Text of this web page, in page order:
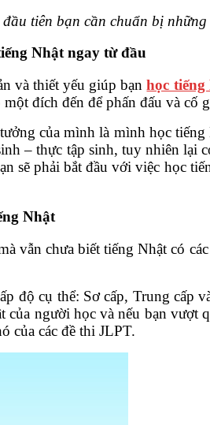
tiên bạn cần chuẩn bị
Nhật ngay từ đầu
và thiết yếu giúp bạnhọc tiếng
đích đến để phấn đấu và cố
của mình là mình học
– thực tập sinh, tuy nhiên
phải bắt đầu với việc học
Nhật
vẫn chưa biết tiếng Nhật có
độ cụ thể: Sơ cấp, Trung cấp
người học và nếu bạn
của các đề thi JLPT.